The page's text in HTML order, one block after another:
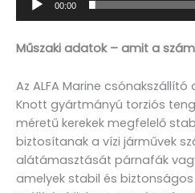
00:00
Műszaki adatok – amit a
Az ALFA Marine
Knott gyártmányú torziós
méretű kerekek megfelelő
biztosítanak a vízi járművek
alátámasztását párnafák
amelyek stabil és